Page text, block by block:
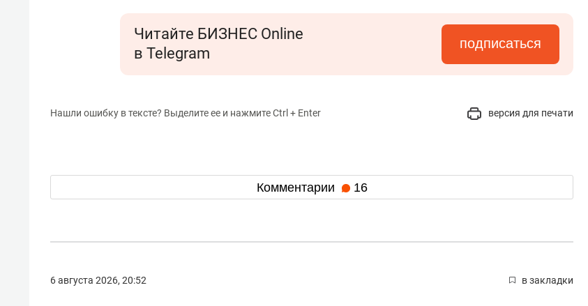
Читайте БИЗНЕС Online
в Telegram
подписаться
Нашли ошибку в тексте? Выделите ее и нажмите Ctrl + Enter версия для печати
Комментарии 16
6 августа 2026, 20:52 в закладки